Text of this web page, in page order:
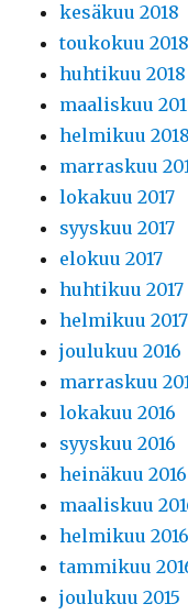
kesäkuu 2018
toukokuu 2018
huhtikuu 2018
maaliskuu
helmikuu 2018
marraskuu
lokakuu 2017
syyskuu 2017
elokuu 2017
huhtikuu 2017
helmikuu 2017
joulukuu 2016
marraskuu
lokakuu 2016
syyskuu 2016
heinäkuu 2016
maaliskuu
helmikuu 2016
tammikuu
joulukuu 2015